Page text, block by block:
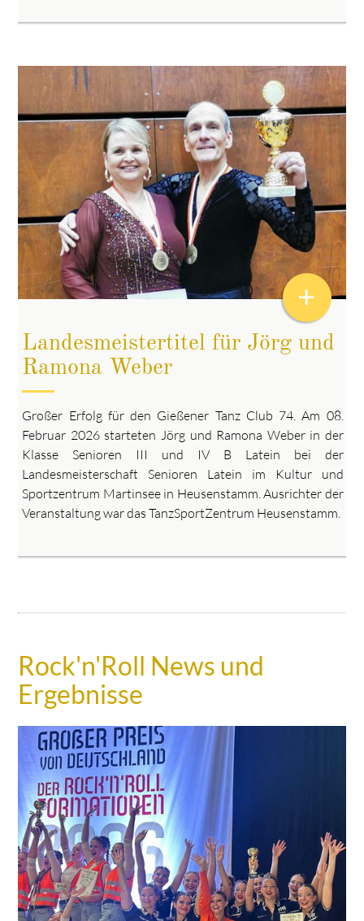
Landesmeistertitel für Jörg und
Ramona Weber
Großer Erfolg für den Gießener Tanz Club 74. Am 08.
Februar 2026 starteten Jörg und Ramona Weber in der
Klasse Senioren III und IV B Latein bei der
Landesmeisterschaft Senioren Latein im Kultur und
Sportzentrum Martinsee in Heusenstamm. Ausrichter der
Veranstaltung war das TanzSportZentrum Heusenstamm.
+
Rock'n'Roll News und
Ergebnisse